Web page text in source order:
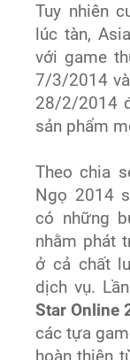
Tuy nhiên
lúc tàn,
với game
7/3/2014 và
28/2/2014
sản phẩm
Theo chia
Ngọ 2014
có những
nhằm phát
ở cả chất
dịch vụ.
Star Online
các tựa